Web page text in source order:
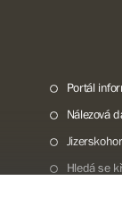
Portál
Nálezová
Hledá se